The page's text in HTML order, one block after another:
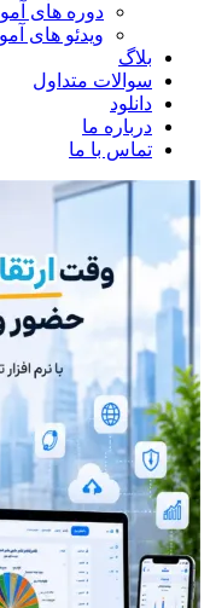
دوره های آموزشی
ویدئو های آموزشی
بلاگ
سوالات متداول
دانلود
درباره ما
تماس با ما